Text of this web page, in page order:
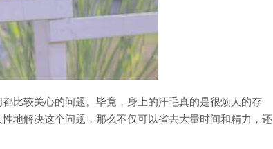
比较关心的问题。毕竟，身上的汗毛真的是很烦人的存
地解决这个问题，那么不仅可以省去大量时间和精力，还